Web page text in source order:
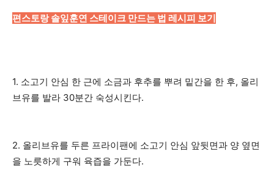
편스토랑 솔잎훈연 스테이크 만드는 법 레시피 보기
1. 소고기 안심 한 근에 소금과 후추를 뿌려 밑간을 한 후, 올리
브유를 발라 30분간 숙성시킨다.
2. 올리브유를 두른 프라이팬에 소고기 안심 앞뒷면과 양 옆면
을 노릇하게 구워 육즙을 가둔다.